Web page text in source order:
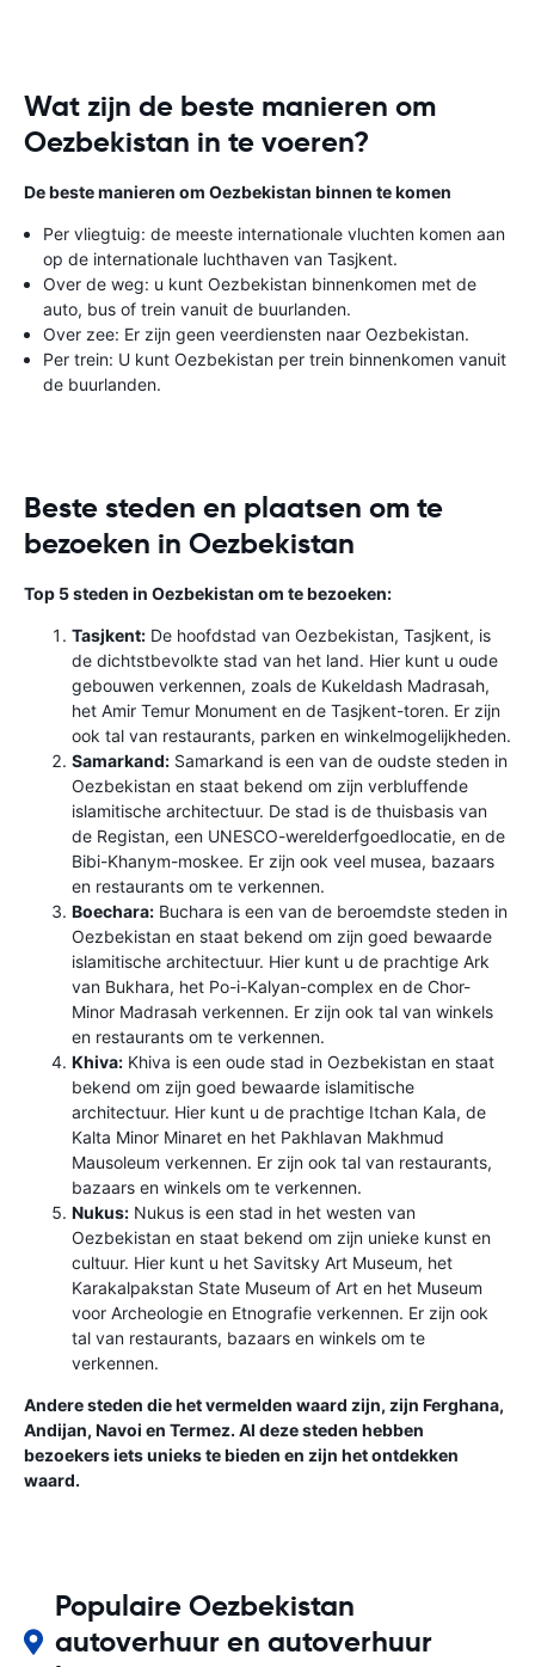
Wat zijn de beste manieren om
Oezbekistan in te voeren?
De beste manieren om Oezbekistan binnen te komen
Per vliegtuig: de meeste internationale vluchten komen aan
op de internationale luchthaven van Tasjkent.
Over de weg: u kunt Oezbekistan binnenkomen met de
auto, bus of trein vanuit de buurlanden.
Over zee: Er zijn geen veerdiensten naar Oezbekistan.
Per trein: U kunt Oezbekistan per trein binnenkomen vanuit
de buurlanden.
Beste steden en plaatsen om te
bezoeken in Oezbekistan
Top 5 steden in Oezbekistan om te bezoeken:
Tasjkent: De hoofdstad van Oezbekistan, Tasjkent, is
de dichtstbevolkte stad van het land. Hier kunt u oude
gebouwen verkennen, zoals de Kukeldash Madrasah,
het Amir Temur Monument en de Tasjkent-toren. Er zijn
ook tal van restaurants, parken en winkelmogelijkheden.
Samarkand: Samarkand is een van de oudste steden in
Oezbekistan en staat bekend om zijn verbluffende
islamitische architectuur. De stad is de thuisbasis van
de Registan, een UNESCO-werelderfgoedlocatie, en de
Bibi-Khanym-moskee. Er zijn ook veel musea, bazaars
en restaurants om te verkennen.
Boechara: Buchara is een van de beroemdste steden in
Oezbekistan en staat bekend om zijn goed bewaarde
islamitische architectuur. Hier kunt u de prachtige Ark
van Bukhara, het Po-i-Kalyan-complex en de Chor-
Minor Madrasah verkennen. Er zijn ook tal van winkels
en restaurants om te verkennen.
Khiva: Khiva is een oude stad in Oezbekistan en staat
bekend om zijn goed bewaarde islamitische
architectuur. Hier kunt u de prachtige Itchan Kala, de
Kalta Minor Minaret en het Pakhlavan Makhmud
Mausoleum verkennen. Er zijn ook tal van restaurants,
bazaars en winkels om te verkennen.
Nukus: Nukus is een stad in het westen van
Oezbekistan en staat bekend om zijn unieke kunst en
cultuur. Hier kunt u het Savitsky Art Museum, het
Karakalpakstan State Museum of Art en het Museum
voor Archeologie en Etnografie verkennen. Er zijn ook
tal van restaurants, bazaars en winkels om te
verkennen.
Andere steden die het vermelden waard zijn, zijn Ferghana,
Andijan, Navoi en Termez. Al deze steden hebben
bezoekers iets unieks te bieden en zijn het ontdekken
waard.
Populaire Oezbekistan
autoverhuur en autoverhuur